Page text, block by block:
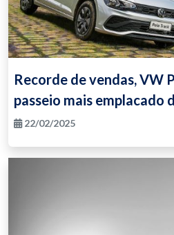
Recorde de vendas, VW
passeio mais emplacado
22/02/2025